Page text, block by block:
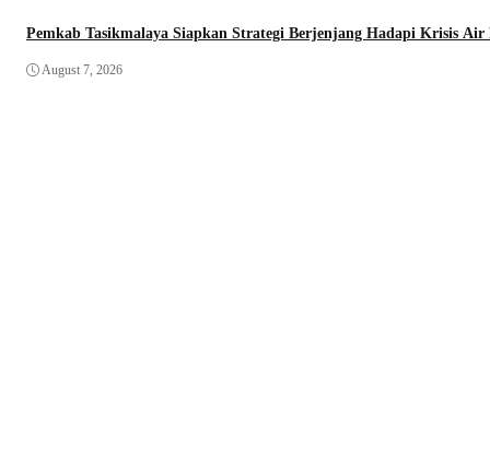
Pemkab Tasikmalaya Siapkan Strategi Berjenjang Hadapi Krisis
August 7, 2026